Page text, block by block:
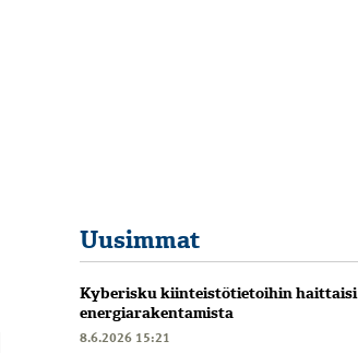
Uusimmat
Kyberisku kiinteistötietoihin haittaisi
energiarakentamista
8.6.2026 15:21